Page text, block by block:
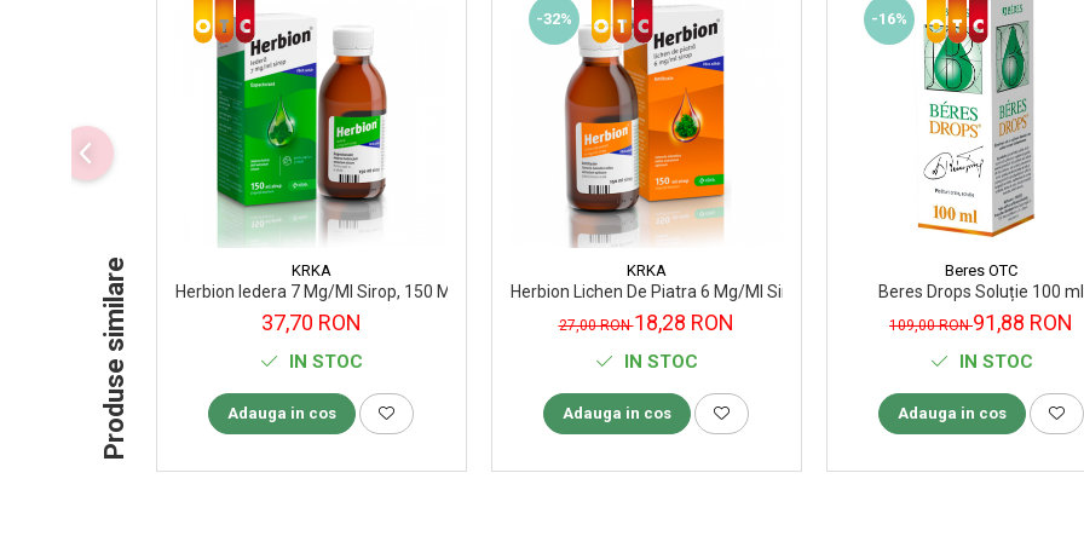
Supliment Vitamina D3
Tincturi si Gemoderivate
Tuse gat si respiratie
Produse similare KRKA
Herbion Iedera 7 Mg/Ml Sirop, 150 Ml
37,70 RON
IN STOC
Adauga in cos
-32%
KRKA
Herbion Lichen De Piatra 6 Mg/Ml Sirop, 150 Ml
27,00 RON18,28 RON
IN STOC
Adauga in cos
-16%
Beres OTC
Beres Drops Soluție 100 ml
109,00 RON91,88 RON
IN STOC
Adauga in cos